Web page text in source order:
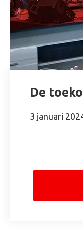
De
3 januari